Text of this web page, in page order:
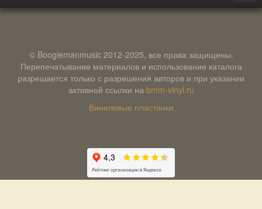
© Boogiemanmusic 2012-2025, все права защищены.
Перепечатывание материалов и использование каталога
разрешается только с разрешения авторов и при указании
активной ссылки на bmm-vinyl.ru
Виниловые пластинки